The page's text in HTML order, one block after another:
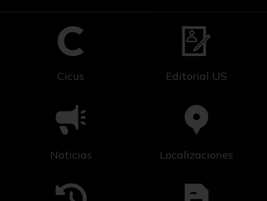
Cicus Editorial US
Noticias Localizaciones